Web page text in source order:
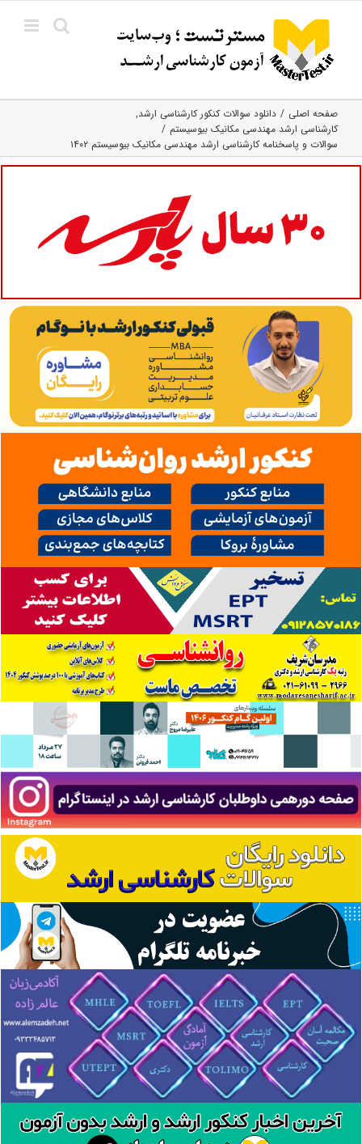
content
صفحه اصلی
دانلود سوالات کنکور کارشناسی ارشد
کارشناسی ارشد مهندسی مکانیک بیوسیستم
سوالات و پاسخنامه کارشناسی ارشد مهندسی مکانیک بیوسیستم ۱۴۰۲